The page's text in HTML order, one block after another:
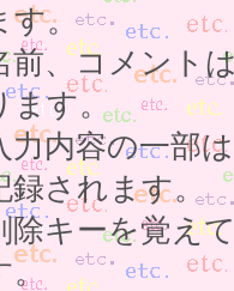
す。
前、コメント
ます。
力内容の一部
録されます。
除キーを覚え
。